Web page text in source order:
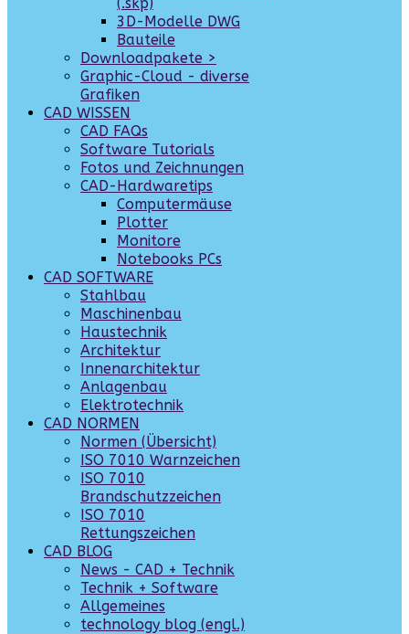
3D-Modelle DWG
Bauteile
Downloadpakete >
Graphic-Cloud - diverse
Grafiken
CAD WISSEN
CAD FAQs
Software Tutorials
Fotos und Zeichnungen
CAD-Hardwaretips
Computermäuse
Plotter
Monitore
Notebooks PCs
CAD SOFTWARE
Stahlbau
Maschinenbau
Haustechnik
Architektur
Innenarchitektur
Anlagenbau
Elektrotechnik
CAD NORMEN
Normen (Übersicht)
ISO 7010 Warnzeichen
ISO 7010
Brandschutzzeichen
ISO 7010
Rettungszeichen
CAD BLOG
News - CAD + Technik
Technik + Software
Allgemeines
technology blog (engl.)